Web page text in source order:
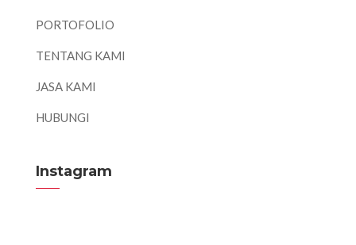
PORTOFOLIO
TENTANG KAMI
JASA KAMI
HUBUNGI
Instagram